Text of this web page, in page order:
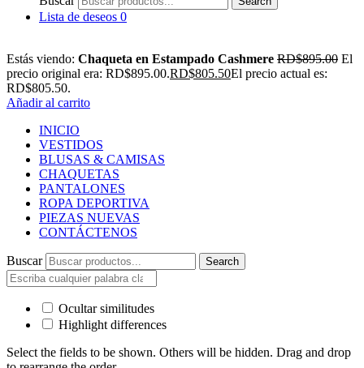
Lista de deseos 0
Estás viendo: Chaqueta en Estampado Cashmere RD$895.00 El
precio original era: RD$895.00.RD$805.50El precio actual es:
RD$805.50.
Añadir al carrito
INICIO
VESTIDOS
BLUSAS & CAMISAS
CHAQUETAS
PANTALONES
ROPA DEPORTIVA
PIEZAS NUEVAS
CONTÁCTENOS
Buscar Search
Ocultar similitudes
Highlight differences
Select the fields to be shown. Others will be hidden. Drag and drop